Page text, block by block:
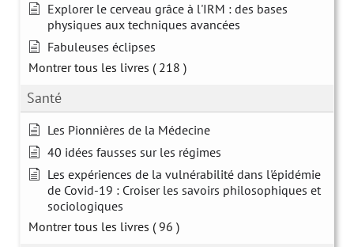
Explorer le cerveau grâce à l'IRM : des bases
physiques aux techniques avancées
Fabuleuses éclipses
Montrer tous les livres ( 218 )
Santé
Les Pionnières de la Médecine
40 idées fausses sur les régimes
Les expériences de la vulnérabilité dans l'épidémie
de Covid-19 : Croiser les savoirs philosophiques et
sociologiques
Montrer tous les livres ( 96 )